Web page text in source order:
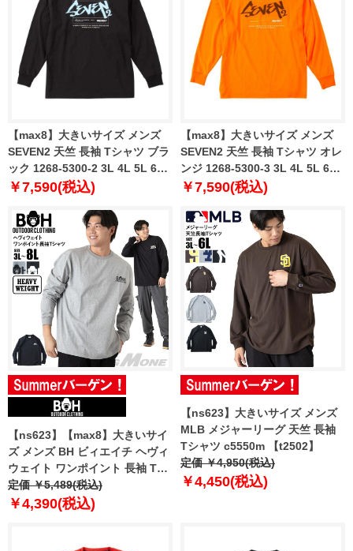
【max8】大きいサイズ メンズ
SEVEN2 天竺 長袖 Tシャツ ブラ
ック 1268-5300-2 3L 4L 5L 6L
8L
￥7,590(税込)
【max8】大きいサイズ メンズ
SEVEN2 天竺 長袖 Tシャツ オレ
ンジ 1268-5300-3 3L 4L 5L 6L
8L
￥7,590(税込)
【ns623】【max8】大きいサイ
ズ メンズ BH ビィエイチ ヘヴィ
ウェイト ワンポイント 長袖 Tシ
ャツ bh-t250402 【t2502】
定価 ￥5,489(税込)
￥4,390(税込)
【ns623】大きいサイズ メンズ
MLB メジャーリーグ 天竺 長袖
Tシャツ c5550m 【t2502】
定価 ￥4,950(税込)
￥4,450(税込)